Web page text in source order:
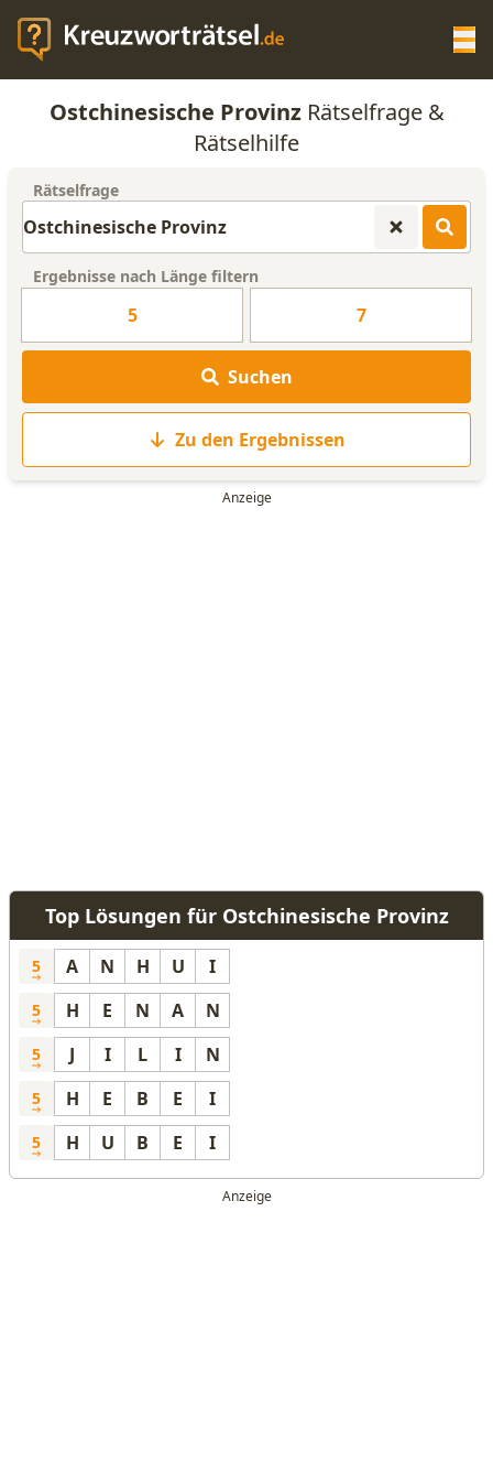
KREUZWORTRÄTSEL-HILFE
ANAGRAMM-GENERATOR
WORTLISTE
Ostchinesische ProvinzRätselfrage &
Rätselhilfe
Rätselfrage
Ergebnisse nach Länge filtern
5 7
Suchen
Zu den Ergebnissen
Top Lösungen für Ostchinesische Provinz
5 A N H U I
5 H E N A N
5 J I L I N
5 H E B E I
5 H U B E I